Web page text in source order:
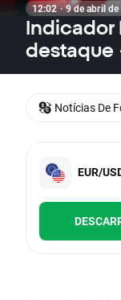
12:02 · 9 de abril de
Indicador
destaque
EUR/
Notícias De